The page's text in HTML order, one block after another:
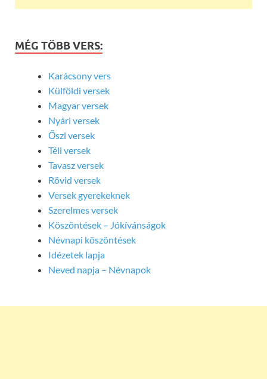
MÉG TÖBB VERS:
Karácsony vers
Külföldi versek
Magyar versek
Nyári versek
Őszi versek
Téli versek
Tavasz versek
Rövid versek
Versek gyerekeknek
Szerelmes versek
Köszöntések – Jókívánságok
Névnapi köszöntések
Idézetek lapja
Neved napja – Névnapok